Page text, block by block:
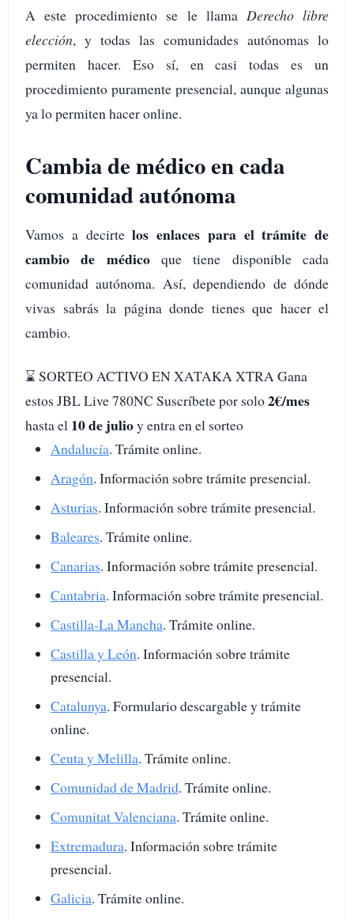
A este procedimiento se le llama Derecho libre
elección, y todas las comunidades autónomas lo
permiten hacer. Eso sí, en casi todas es un
procedimiento puramente presencial, aunque algunas
ya lo permiten hacer online.
Cambia de médico en cada
comunidad autónoma
Vamos a decirtelos enlaces para el trámite de
cambio de médicoque tiene disponible cada
comunidad autónoma. Así, dependiendo de dónde
vivas sabrás la página donde tienes que hacer el
cambio.
⌛️ SORTEO ACTIVO EN XATAKA XTRA Gana
estos JBL Live 780NC Suscríbete por solo2€/mes
hasta el 10 de julioy entra en el sorteo
Andalucía. Trámite online.
Aragón. Información sobre trámite presencial.
Asturias. Información sobre trámite presencial.
Baleares. Trámite online.
Canarias. Información sobre trámite presencial.
Cantabria. Información sobre trámite presencial.
Castilla-La Mancha. Trámite online.
Castilla y León. Información sobre trámite
presencial.
Catalunya. Formulario descargable y trámite
online.
Ceuta y Melilla. Trámite online.
Comunidad de Madrid. Trámite online.
Comunitat Valenciana. Trámite online.
Extremadura. Información sobre trámite
presencial.
Galicia. Trámite online.